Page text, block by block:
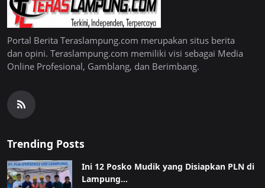
Portal Berita Teraslampung.com merupakan situs berita
dan opini. Teraslampung.com memiliki visi sebagai Media
Online Profesional, Gamblang, dan Berimbang.
Trending Posts
Ini 12 Posko Mudik yang Disiapkan PLN di
Lampung...